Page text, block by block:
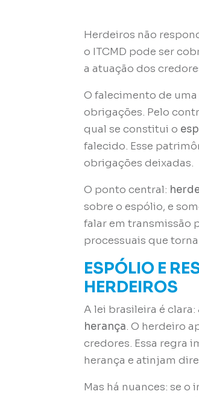
Herdeiros não
o ITCMD pode ser
a atuação dos
O falecimento de
obrigações. Pelo
qual se constitui o
falecido. Esse
obrigações deixadas.
O ponto central:
sobre o espólio, e
falar em transmissão
processuais que
ESPÓLIO E
HERDEIROS
A lei brasileira é clara:
herança. O herdeiro
credores. Essa regra
herança e atinjam
Mas há nuances: se